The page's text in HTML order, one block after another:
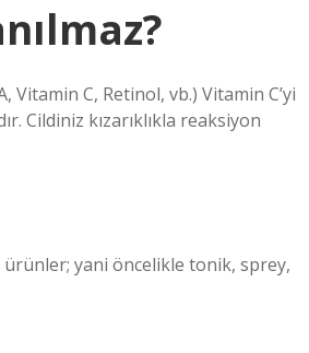
Vitamin C, Retinol, vb.) Vitamin C’yi
Cildiniz kızarıklıkla reaksiyon
ürünler; yani öncelikle tonik, sprey,